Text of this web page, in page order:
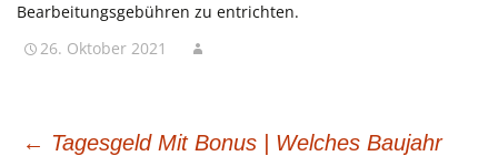
Bearbeitungsgebühren zu entrichten.
26. Oktober 2021
BEITRAGSNAVIGATION
← Tagesgeld Mit Bonus | Welches Baujahr